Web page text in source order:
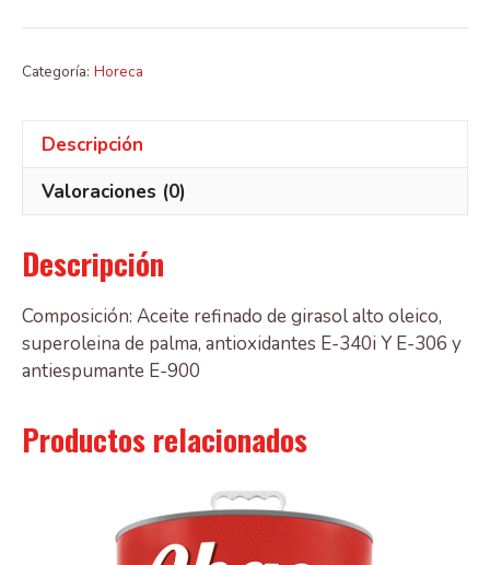
Categoría: Horeca
Descripción
Valoraciones (0)
Descripción
Composición: Aceite refinado de girasol alto oleico,
superoleina de palma, antioxidantes E-340i Y E-306 y
antiespumante E-900
Productos relacionados